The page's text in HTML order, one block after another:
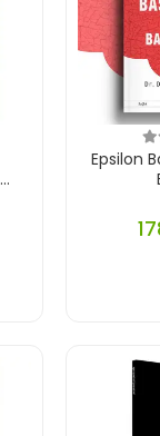
Epsilon